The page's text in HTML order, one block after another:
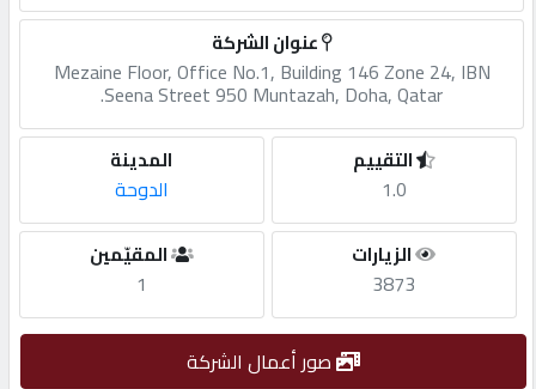
طلب
اشتراك
الاحصائيات
الأقسام
عنوان الشركة
Mezaine Floor, Office No.1, Building 146 Zone 24, IBN
Seena Street 950 Muntazah, Doha, Qatar.
المدينة
الدوحة
التقييم
1.0
المقيّمين
1
الزيارات
3873
صور أعمال الشركة